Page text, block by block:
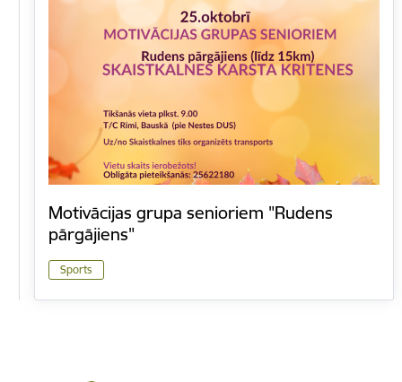
Motivācijas grupa senioriem "Rudens
pārgājiens"
Sports